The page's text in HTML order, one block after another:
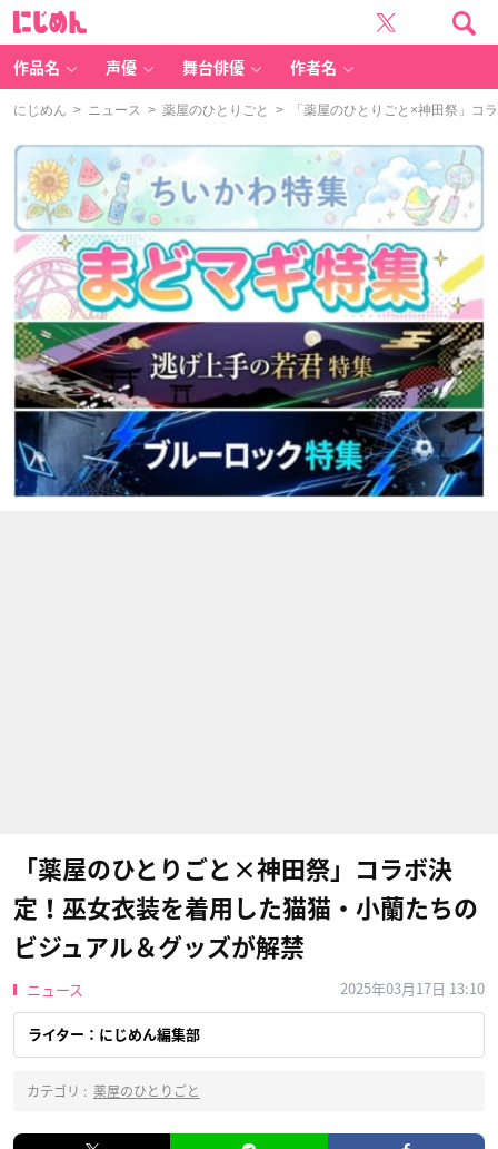
作品名 声優 舞台俳優 作者名
にじめん > ニュース > 薬屋のひとりごと > 「薬屋のひとりごと×神田祭」コ
「薬屋のひとりごと×神田祭」コラボ決
定！巫女衣装を着用した猫猫・小蘭たちの
ビジュアル＆グッズが解禁
ニュース 2025年03月17日 13:10
ライター：にじめん編集部
カテゴリ : 薬屋のひとりごと